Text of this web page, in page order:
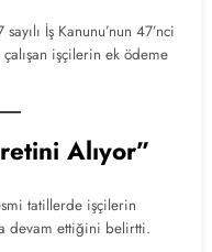
İş Kanunu’nun 47’nci
işçilerin ek ödeme
Alıyor”
tatillerde işçilerin
devam ettiğini belirtti.